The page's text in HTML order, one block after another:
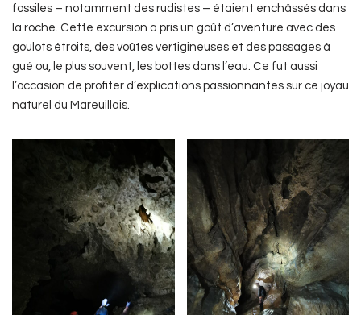
fossiles – notamment des rudistes – étaient enchâssés dans
la roche. Cette excursion a pris un goût d’aventure avec des
goulots étroits, des voûtes vertigineuses et des passages à
gué ou, le plus souvent, les bottes dans l’eau. Ce fut aussi
l’occasion de profiter d’explications passionnantes sur ce joyau
naturel du Mareuillais.